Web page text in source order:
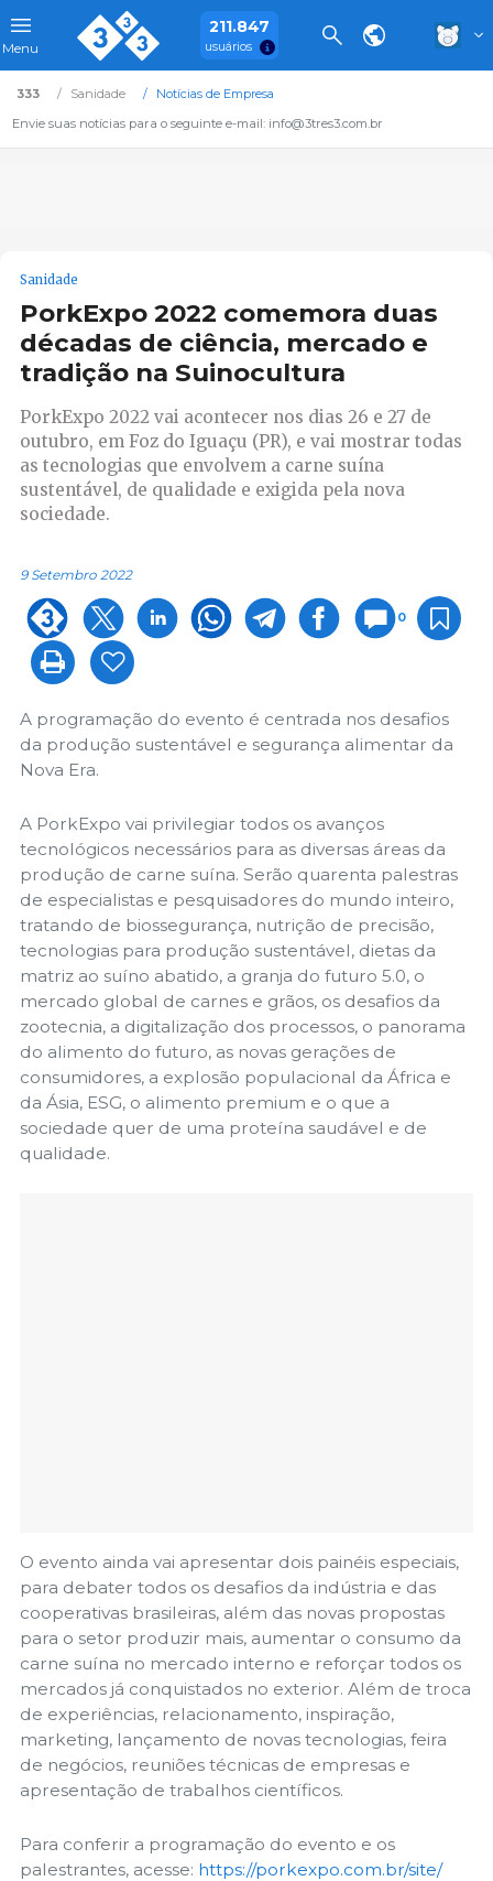
Menu
211.847
usuários
333 Sanidade
Notícias de Empresa
Envie suas notícias para o seguinte e-mail: info@3tres3.com.br
Sanidade
PorkExpo 2022 comemora duas
décadas de ciência, mercado e
tradição na Suinocultura
PorkExpo 2022 vai acontecer nos dias 26 e 27 de
outubro, em Foz do Iguaçu (PR), e vai mostrar todas
as tecnologias que envolvem a carne suína
sustentável, de qualidade e exigida pela nova
sociedade.
9 Setembro 2022
0
A programação do evento é centrada nos desafios
da produção sustentável e segurança alimentar da
Nova Era.
A PorkExpo vai privilegiar todos os avanços
tecnológicos necessários para as diversas áreas da
produção de carne suína. Serão quarenta palestras
de especialistas e pesquisadores do mundo inteiro,
tratando de biossegurança, nutrição de precisão,
tecnologias para produção sustentável, dietas da
matriz ao suíno abatido, a granja do futuro 5.0, o
mercado global de carnes e grãos, os desafios da
zootecnia, a digitalização dos processos, o panorama
do alimento do futuro, as novas gerações de
consumidores, a explosão populacional da África e
da Ásia, ESG, o alimento premium e o que a
sociedade quer de uma proteína saudável e de
qualidade.
O evento ainda vai apresentar dois painéis especiais,
para debater todos os desafios da indústria e das
cooperativas brasileiras, além das novas propostas
para o setor produzir mais, aumentar o consumo da
carne suína no mercado interno e reforçar todos os
mercados já conquistados no exterior. Além de troca
de experiências, relacionamento, inspiração,
marketing, lançamento de novas tecnologias, feira
de negócios, reuniões técnicas de empresas e
apresentação de trabalhos científicos.
Para conferir a programação do evento e os
palestrantes, acesse: https://porkexpo.com.br/site/